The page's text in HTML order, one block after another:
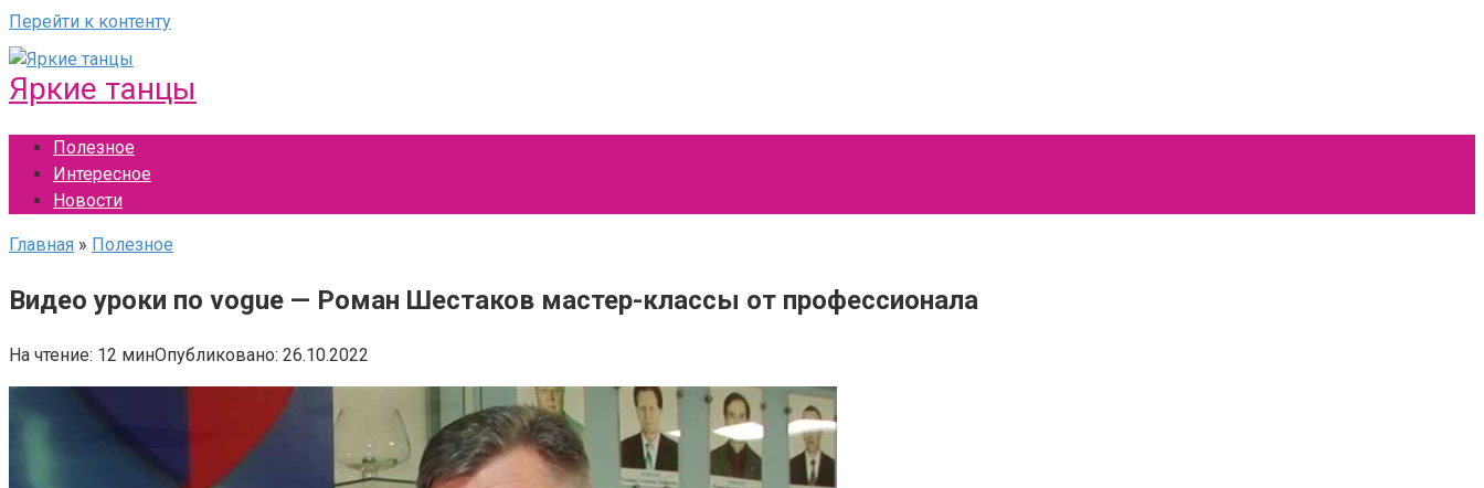
Перейти к контенту
Яркие танцы
Полезное
Интересное
Новости
Главная » Полезное
Видео уроки по vogue — Роман Шестаков мастер-классы от профессионала
На чтение: 12 минОпубликовано: 26.10.2022